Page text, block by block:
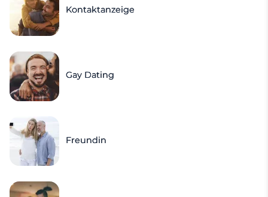
Kontaktanzeige
Gay Dating
Freundin